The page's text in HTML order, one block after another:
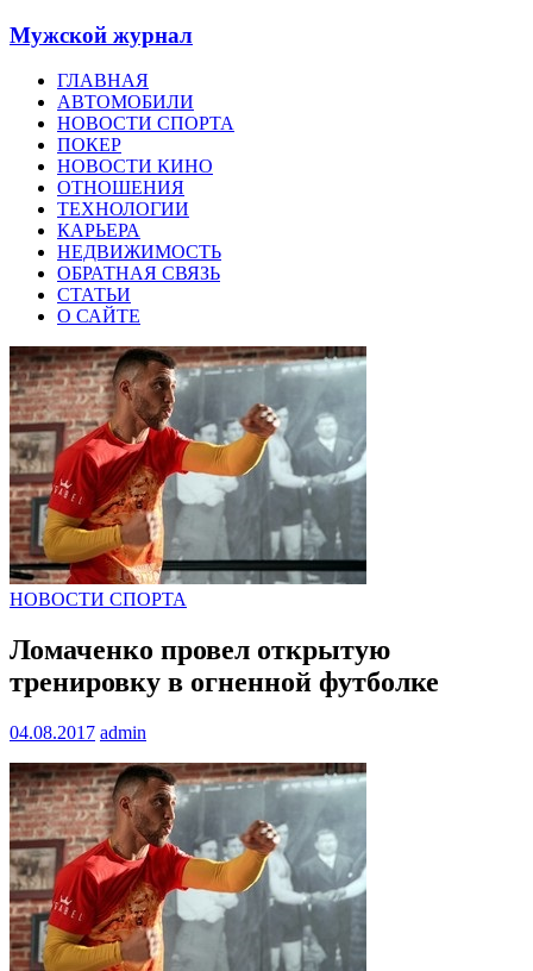
Мужской журнал
ГЛАВНАЯ
АВТОМОБИЛИ
НОВОСТИ СПОРТА
ПОКЕР
НОВОСТИ КИНО
ОТНОШЕНИЯ
ТЕХНОЛОГИИ
КАРЬЕРА
НЕДВИЖИМОСТЬ
ОБРАТНАЯ СВЯЗЬ
СТАТЬИ
О САЙТЕ
НОВОСТИ СПОРТА
Ломаченко провел открытую
тренировку в огненной футболке
04.08.2017 admin